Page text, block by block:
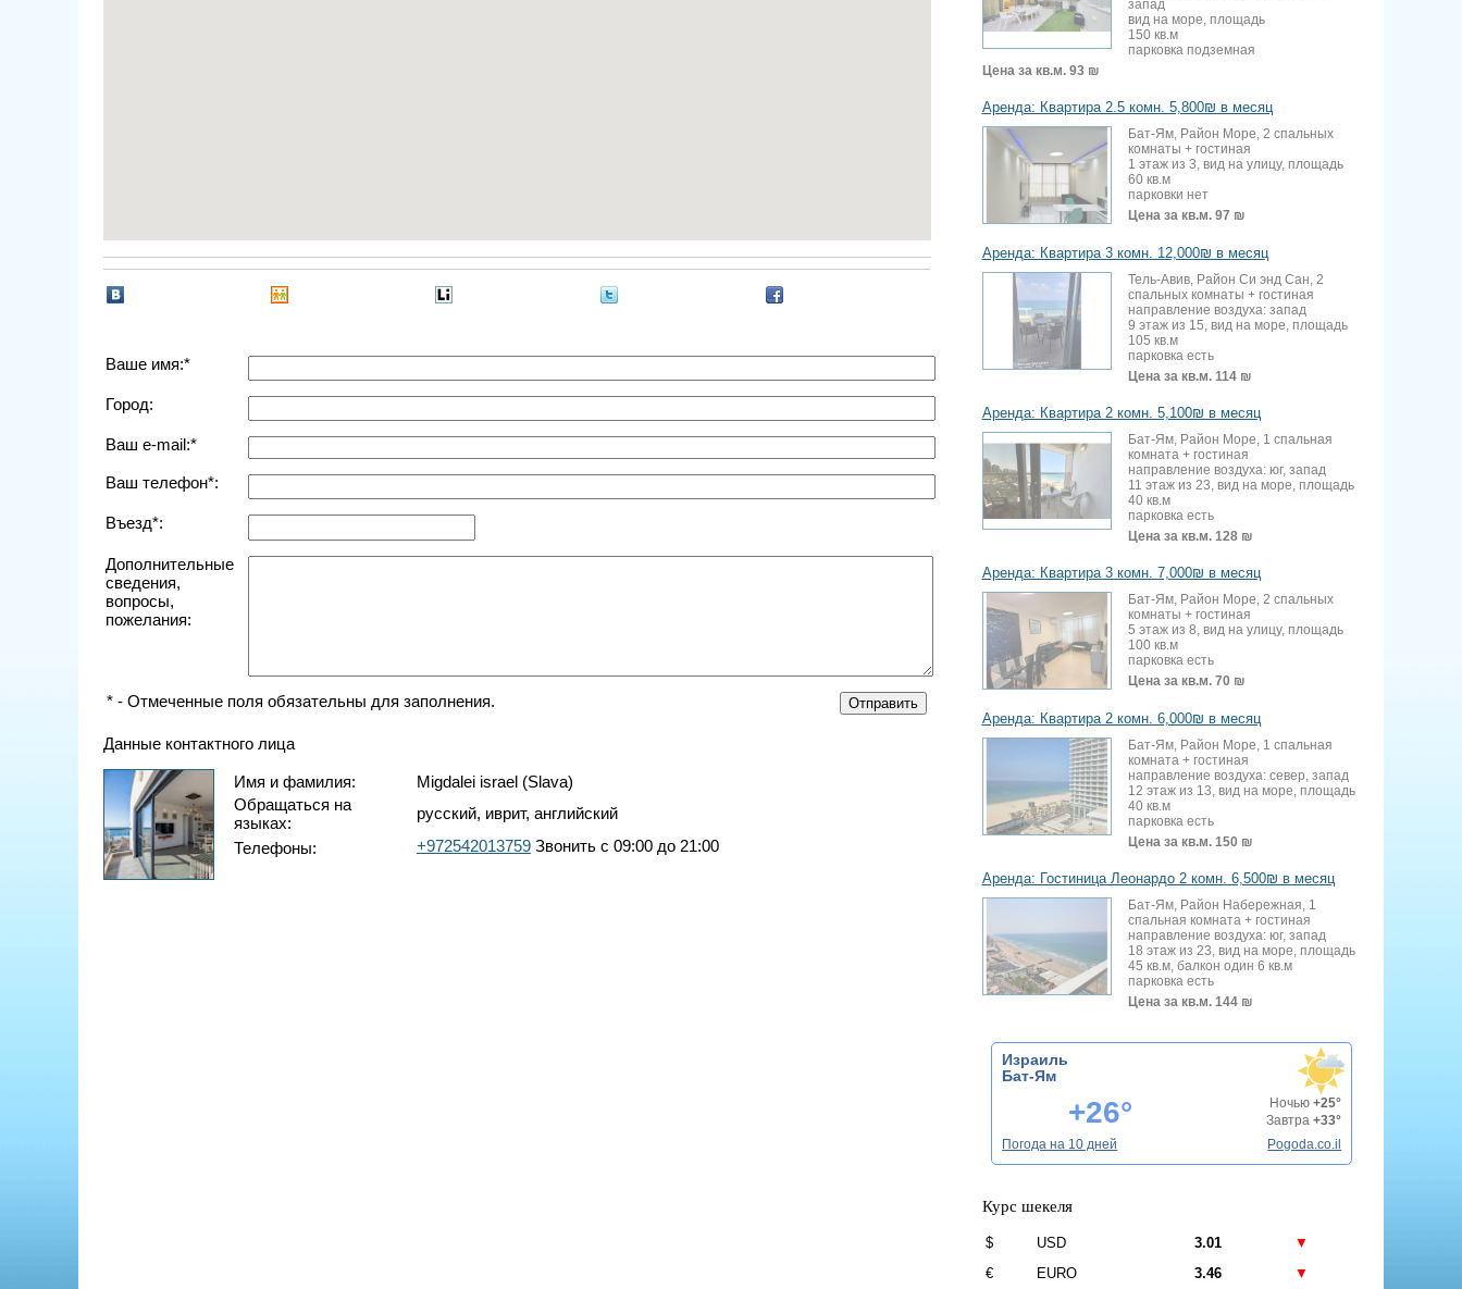
Ваше имя:*
Город:
Ваш e-mail:*
Ваш телефон*:
Въезд*:
Дополнительные
сведения,
вопросы,
пожелания:
* - Отмеченные поля обязательны для заполнения.
Данные контактного лица
Имя и фамилия:
Migdalei israel (Slava)
Обращаться на
языках:
русский, иврит, английский
Телефоны:
+972542013759 Звонить с 09:00 до 21:00
запад
вид на море, площадь
150 кв.м
парковка подземная
Цена за кв.м. 93 ₪
Аренда: Квартира 2.5 комн. 5,800₪ в месяц
Бат-Ям, Район Море, 2 спальных
комнаты + гостиная
1 этаж из 3, вид на улицу, площадь
60 кв.м
парковки нет
Цена за кв.м. 97 ₪
Аренда: Квартира 3 комн. 12,000₪ в месяц
Тель-Авив, Район Си энд Сан, 2
спальных комнаты + гостиная
направление воздуха: запад
9 этаж из 15, вид на море, площадь
105 кв.м
парковка есть
Цена за кв.м. 114 ₪
Аренда: Квартира 2 комн. 5,100₪ в месяц
Бат-Ям, Район Море, 1 спальная
комната + гостиная
направление воздуха: юг, запад
11 этаж из 23, вид на море, площадь
40 кв.м
парковка есть
Цена за кв.м. 128 ₪
Аренда: Квартира 3 комн. 7,000₪ в месяц
Бат-Ям, Район Море, 2 спальных
комнаты + гостиная
5 этаж из 8, вид на улицу, площадь
100 кв.м
парковка есть
Цена за кв.м. 70 ₪
Аренда: Квартира 2 комн. 6,000₪ в месяц
Бат-Ям, Район Море, 1 спальная
комната + гостиная
направление воздуха: север, запад
12 этаж из 13, вид на море, площадь
40 кв.м
парковка есть
Цена за кв.м. 150 ₪
Аренда: Гостиница Леонардо 2 комн. 6,500₪ в месяц
Бат-Ям, Район Набережная, 1
спальная комната + гостиная
направление воздуха: юг, запад
18 этаж из 23, вид на море, площадь
45 кв.м, балкон один 6 кв.м
парковка есть
Цена за кв.м. 144 ₪
Израиль
Бат-Ям
+26° Ночью+25°
Завтра+33°
Погода на 10 дней
Pogoda.co.il
Курс шекеля
$ USD 3.01
▼
€
EURO 3.46 ▼